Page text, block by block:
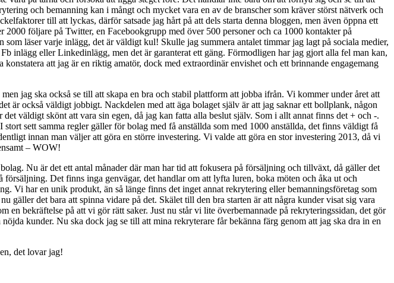
och bemanning kan i mångt och mycket vara en av de branscher som kräver störst nätverk och
till att lyckas, därför satsade jag hårt på att dels starta denna bloggen, men även öppna ett
2000 följare på Twitter, en Facebookgrupp med över 500 personer och ca 1000 kontakter på
läser varje inlägg, det är väldigt kul! Skulle jag summera antalet timmar jag lagt på sociala medier,
inlägg eller Linkedinlägg, men det är garanterat ett gäng. Förmodligen har jag gjort alla fel man kan,
att jag är en riktig amatör, dock med extraordinär envishet och ett brinnande engagemang
jag ska också se till att skapa en bra och stabil plattform att jobba ifrån. Vi kommer under året att
är också väldigt jobbigt. Nackdelen med att äga bolaget själv är att jag saknar ett bollplank, någon
väldigt skönt att vara sin egen, då jag kan fatta alla beslut själv. Som i allt annat finns det + och -.
sett samma regler gäller för bolag med få anställda som med 1000 anställda, det finns väldigt få
innan man väljer att göra en större investering. Vi valde att göra en stor investering 2013, då vi
– WOW!
Nu är det ett antal månader där man har tid att fokusera på försäljning och tillväxt, då gäller det
Det finns inga genvägar, det handlar om att lyfta luren, boka möten och åka ut och
Vi har en unik produkt, än så länge finns det inget annat rekrytering eller bemanningsföretag som
gäller det bara att spinna vidare på det. Skälet till den bra starten är att några kunder visat sig vara
bekräftelse på att vi gör rätt saker. Just nu står vi lite överbemannade på rekryteringssidan, det gör
kunder. Nu ska dock jag se till att mina rekryterare får bekänna färg genom att jag ska dra in en
det lovar jag!